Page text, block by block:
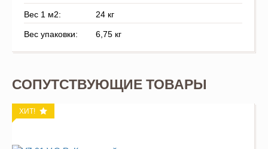
Вес 1 м2: 24 кг
Вес упаковки: 6,75 кг
СОПУТСТВУЮЩИЕ ТОВАРЫ
ХИТ!